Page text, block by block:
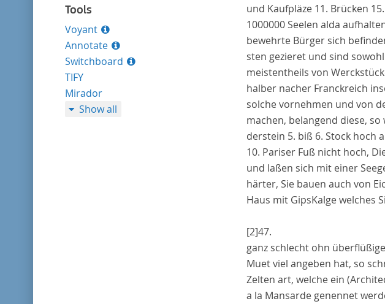
Tools
Voyant
Annotate
Switchboard
TIFY
Mirador
Show all
und Kaufpläze 11. Brücken
1000000 Seelen alda
bewehrte Bürger sich
sten gezieret und sind
meistentheils von
halber nacher Franckreich
solche vornehmen und von
machen, belangend diese,
derstein 5. biß 6. Stock hoch
10. Pariser Fuß nicht hoch,
und laßen sich mit einer
härter, Sie bauen auch von
Haus mit GipsKalge welches
[2]47.
ganz schlecht ohn
Muetviel angeben hat, so
Zelten art, welche ein
a la Mansardegenennet